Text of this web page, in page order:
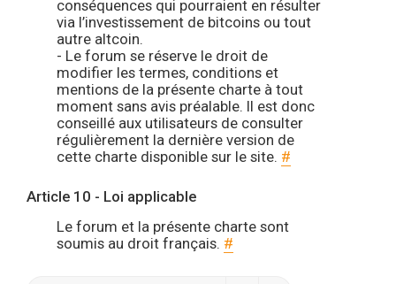
conséquences qui pourraient en résulter
via l’investissement de bitcoins ou tout
autre altcoin.
- Le forum se réserve le droit de
modifier les termes, conditions et
mentions de la présente charte à tout
moment sans avis préalable. Il est donc
conseillé aux utilisateurs de consulter
régulièrement la dernière version de
cette charte disponible sur le site. #
Article 10 - Loi applicable
Le forum et la présente charte sont
soumis au droit français. #